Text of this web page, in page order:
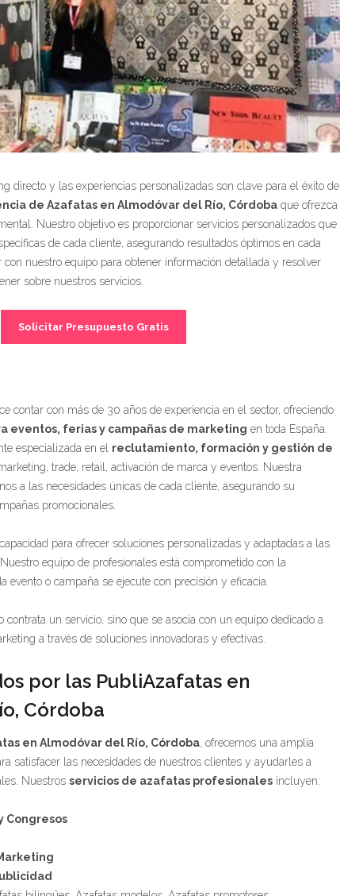
directo y las experiencias personalizadas son clave para el éxito de
de Azafatas en Almodóvar del Río, Córdoba que ofrezca
Nuestro objetivo es proporcionar servicios personalizados que
de cada cliente, asegurando resultados óptimos en cada
nuestro equipo para obtener información detallada y resolver
sobre nuestros servicios.
Solicitar Presupuesto Gratis
contar con más de 30 años de experiencia en el sector, ofreciendo
eventos, ferias y campañas de marketing en toda España.
especializada en el reclutamiento, formación y gestión de
trade, retail, activación de marca y eventos. Nuestra
a las necesidades únicas de cada cliente, asegurando su
promocionales.
para ofrecer soluciones personalizadas y adaptadas a las
equipo de profesionales está comprometido con la
evento o campaña se ejecute con precisión y eficacia.
contrata un servicio, sino que se asocia con un equipo dedicado a
a través de soluciones innovadoras y efectivas.
por las PubliAzafatas en
Córdoba
en Almodóvar del Río, Córdoba , ofrecemos una amplia
satisfacer las necesidades de nuestros clientes y ayudarles a
Nuestros servicios de azafatas profesionales incluyen:
Congresos